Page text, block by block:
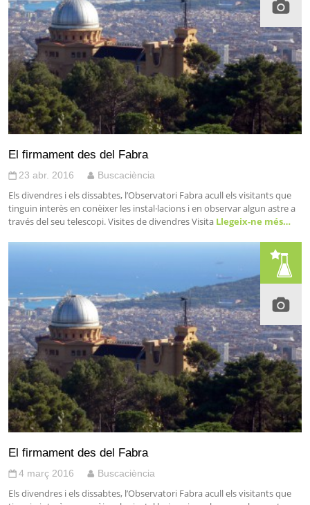
El firmament des del Fabra
23 abr. 2016 Buscaciència
Els divendres i els dissabtes, l’Observatori Fabra acull els visitants que
tinguin interès en conèixer les instal·lacions i en observar algun astre a
través del seu telescopi. Visites de divendres Visita Llegeix-ne més…
El firmament des del Fabra
4 març 2016 Buscaciència
Els divendres i els dissabtes, l’Observatori Fabra acull els visitants que